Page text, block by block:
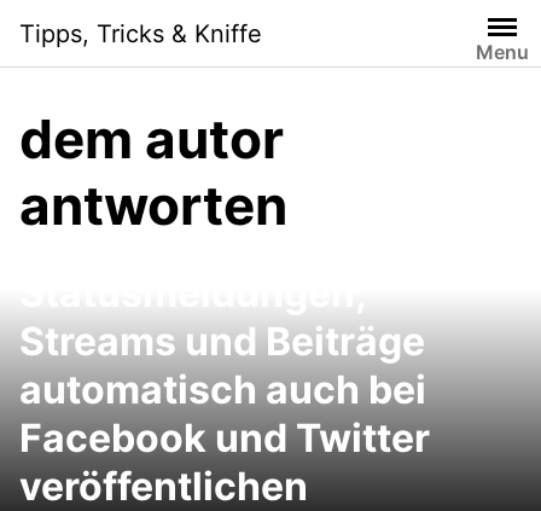
content
Tipps, Tricks & Kniffe
Menu
dem autor
antworten
Google+ und Chrome:
Streams und Beiträge
automatisch auch bei
Facebook und Twitter
veröffentlichen